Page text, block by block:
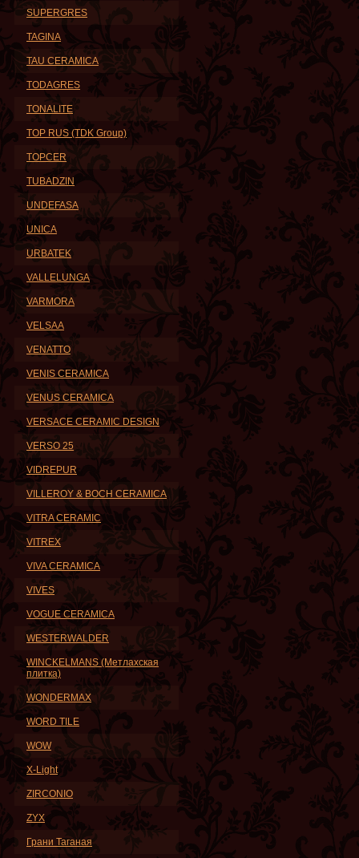
SUPERGRES
TAGINA
TAU CERAMICA
TODAGRES
TONALITE
TOP RUS (TDK Group)
TOPCER
TUBADZIN
UNDEFASA
UNICA
URBATEK
VALLELUNGA
VARMORA
VELSAA
VENATTO
VENIS CERAMICA
VENUS CERAMICA
VERSACE CERAMIC DESIGN
VERSO 25
VIDREPUR
VILLEROY & BOCH CERAMICA
VITRA CERAMIC
VITREX
VIVA CERAMICA
VIVES
VOGUE CERAMICA
WESTERWALDER
WINCKELMANS (Метлахская
плитка)
WONDERMAX
WORD TILE
WOW
X-Light
ZIRCONIO
ZYX
Грани Таганая